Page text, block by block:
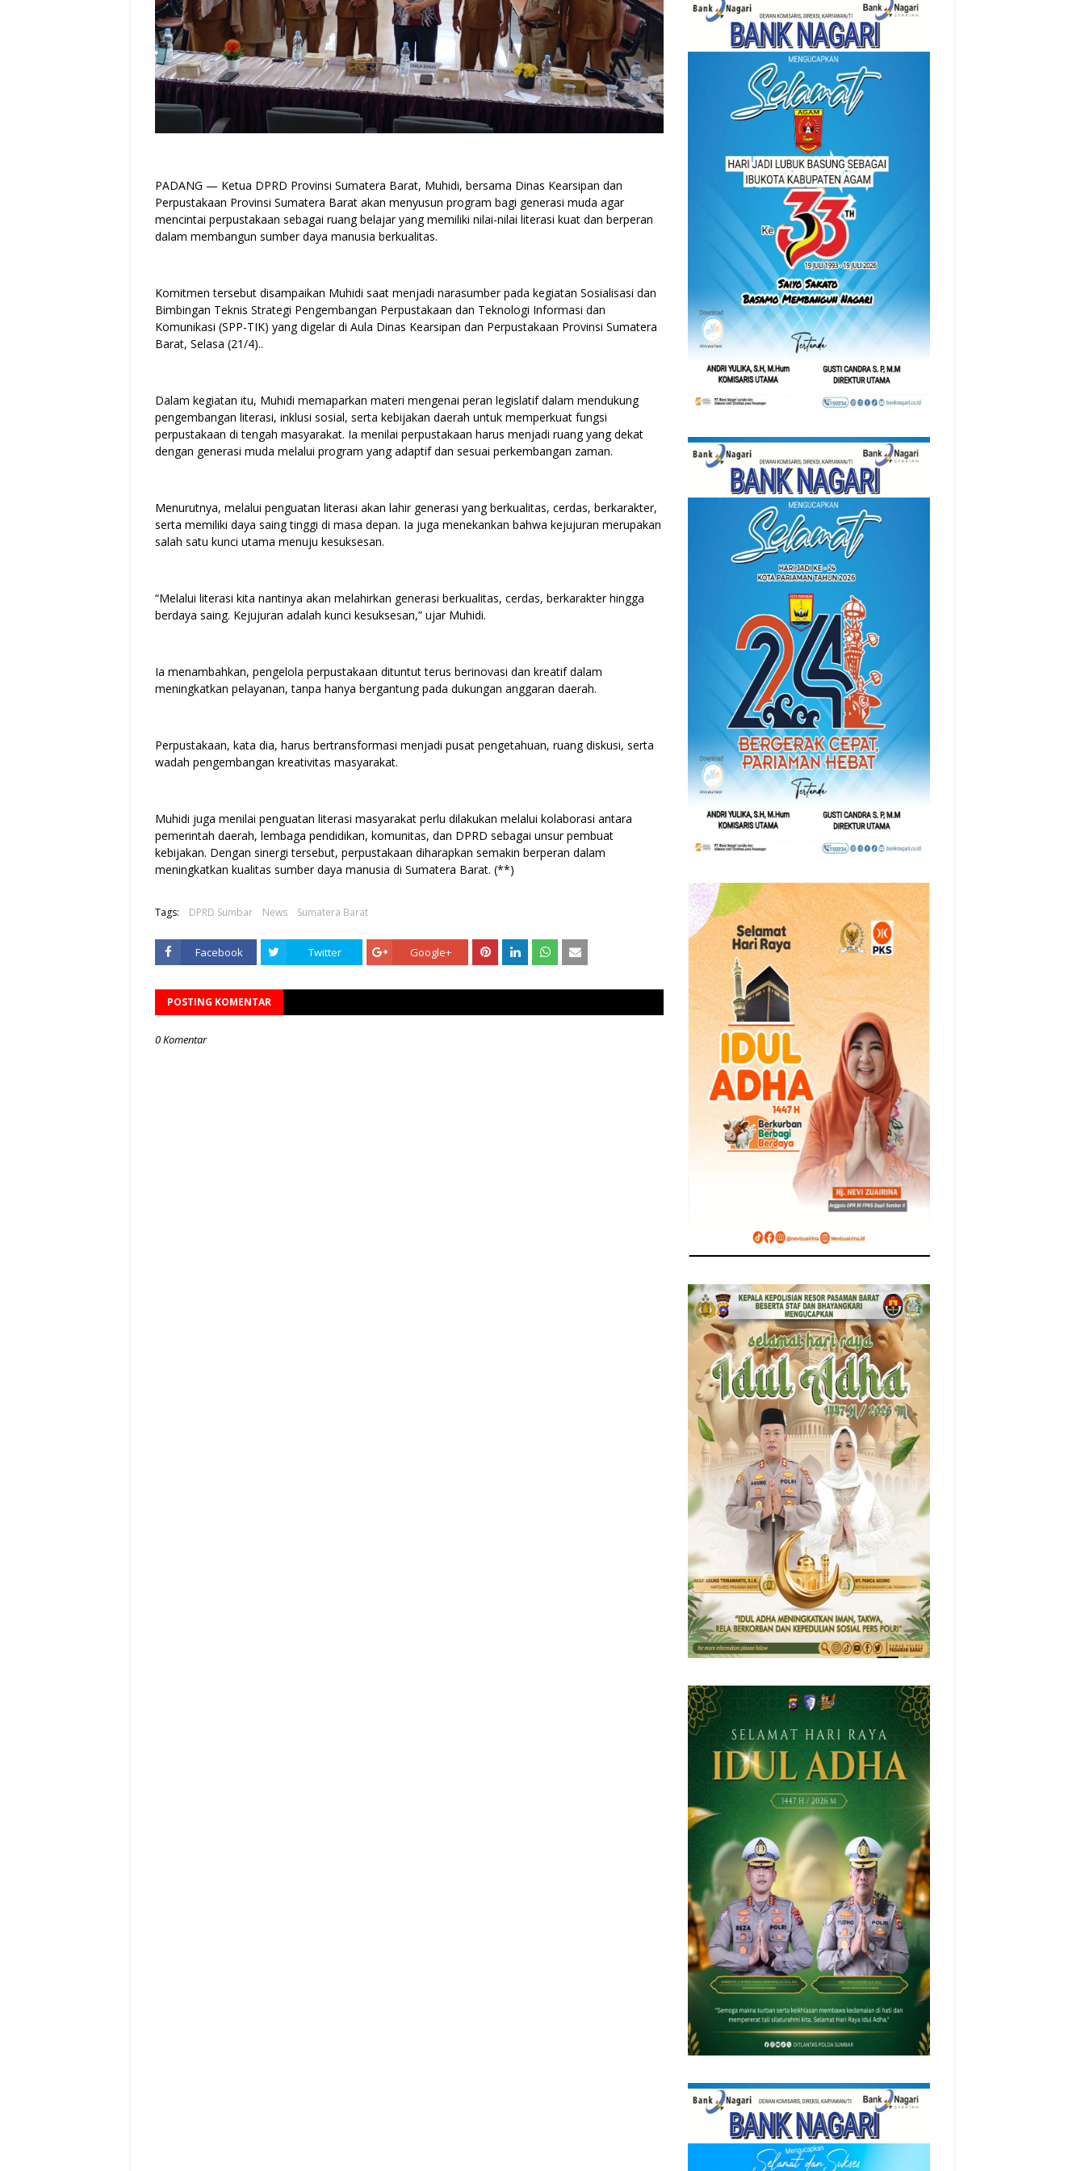
PADANG — Ketua DPRD Provinsi Sumatera Barat, Muhidi, bersama Dinas Kearsipan dan
Perpustakaan Provinsi Sumatera Barat akan menyusun program bagi generasi muda agar
mencintai perpustakaan sebagai ruang belajar yang memiliki nilai-nilai literasi kuat dan berperan
dalam membangun sumber daya manusia berkualitas.
Komitmen tersebut disampaikan Muhidi saat menjadi narasumber pada kegiatan Sosialisasi dan
Bimbingan Teknis Strategi Pengembangan Perpustakaan dan Teknologi Informasi dan
Komunikasi (SPP-TIK) yang digelar di Aula Dinas Kearsipan dan Perpustakaan Provinsi Sumatera
Barat, Selasa (21/4)..
Dalam kegiatan itu, Muhidi memaparkan materi mengenai peran legislatif dalam mendukung
pengembangan literasi, inklusi sosial, serta kebijakan daerah untuk memperkuat fungsi
perpustakaan di tengah masyarakat. Ia menilai perpustakaan harus menjadi ruang yang dekat
dengan generasi muda melalui program yang adaptif dan sesuai perkembangan zaman.
Menurutnya, melalui penguatan literasi akan lahir generasi yang berkualitas, cerdas, berkarakter,
serta memiliki daya saing tinggi di masa depan. Ia juga menekankan bahwa kejujuran merupakan
salah satu kunci utama menuju kesuksesan.
“Melalui literasi kita nantinya akan melahirkan generasi berkualitas, cerdas, berkarakter hingga
berdaya saing. Kejujuran adalah kunci kesuksesan,” ujar Muhidi.
Ia menambahkan, pengelola perpustakaan dituntut terus berinovasi dan kreatif dalam
meningkatkan pelayanan, tanpa hanya bergantung pada dukungan anggaran daerah.
Perpustakaan, kata dia, harus bertransformasi menjadi pusat pengetahuan, ruang diskusi, serta
wadah pengembangan kreativitas masyarakat.
Muhidi juga menilai penguatan literasi masyarakat perlu dilakukan melalui kolaborasi antara
pemerintah daerah, lembaga pendidikan, komunitas, dan DPRD sebagai unsur pembuat
kebijakan. Dengan sinergi tersebut, perpustakaan diharapkan semakin berperan dalam
meningkatkan kualitas sumber daya manusia di Sumatera Barat. (**)
Tags: DPRD Sumbar News Sumatera Barat
Facebook Twitter Google+
POSTING KOMENTAR
0 Komentar